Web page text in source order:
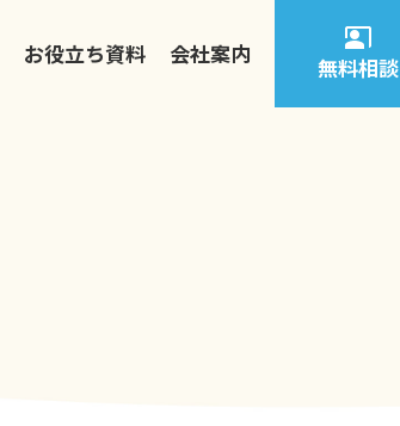
お役立ち資料 会社案内 無料相談